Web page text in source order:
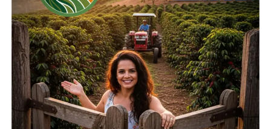
produtos configura uma infração grave, e os
estabelecimentos que mantiverem os itens à
venda podem ser responsabilizados.
Aos consumidores que tenham adquirido os
produtos listados, o Ministério orienta que
interrompam o uso imediatamente e solicitem a
substituição, com base nas regras previstas no
Código de Defesa do Consumidor.